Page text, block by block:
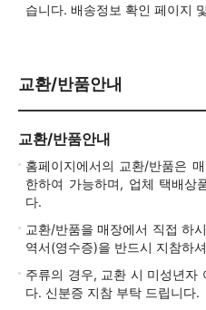
습니다. 배송정보 확인 페이지
교환/반품안내
교환/반품안내
홈페이지에서의 교환/반품은
한하여 가능하며, 업체 택배상
다.
교환/반품을 매장에서 직접 하
역서(영수증)을 반드시 지참하
주류의 경우, 교환 시 미성년자
다. 신분증 지참 부탁 드립니다.